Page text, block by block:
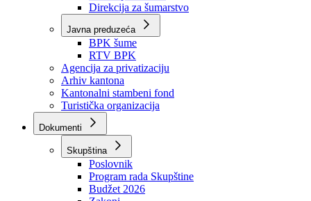
Direkcije
Direkcija za robne rezerve
Direkcija za ceste
Direkcija za šumarstvo
Javna preduzeća
BPK šume
RTV BPK
Agencija za privatizaciju
Arhiv kantona
Kantonalni stambeni fond
Turistička organizacija
Dokumenti
Skupština